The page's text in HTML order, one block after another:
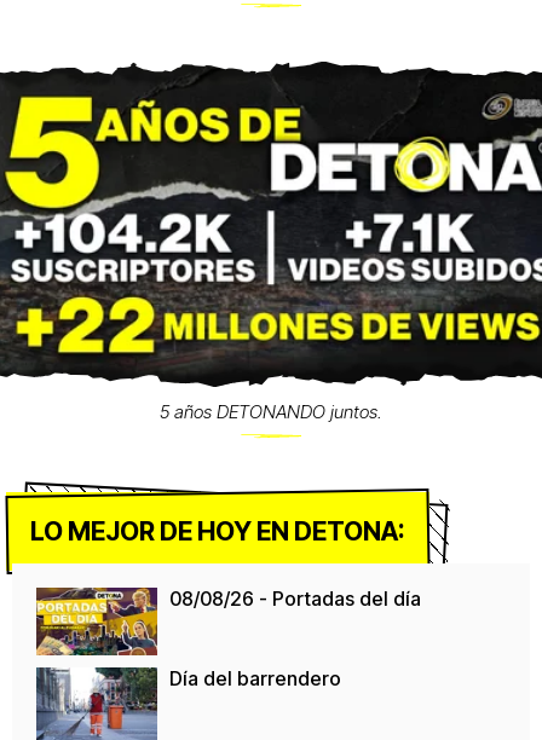
5 años DETONANDO juntos.
LO MEJOR DE HOY EN DETONA:
08/08/26 - Portadas del día
Día del barrendero